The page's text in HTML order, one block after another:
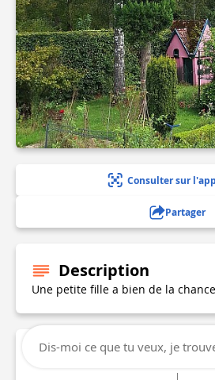
Consulter sur
Partager
Description
Une petite fille a bien de la
Informations
Dis-moi ce que tu veux, je